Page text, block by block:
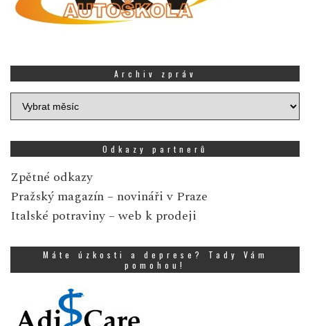
Archiv zpráv
Archiv
zpráv
Odkazy partnerů
Zpětné odkazy
Pražský magazín – novináři v Praze
Italské potraviny – web k prodeji
Máte úzkosti a deprese? Tady Vám
pomohou!